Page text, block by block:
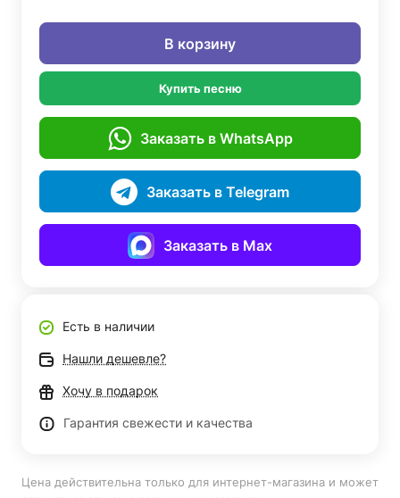
В корзину
Купить песню
Заказать в WhatsApp
Заказать в Telegram
Заказать в Max
Есть в наличии
Нашли дешевле?
Хочу в подарок
Гарантия свежести и качества
Цена действительна только для интернет-магазина и может